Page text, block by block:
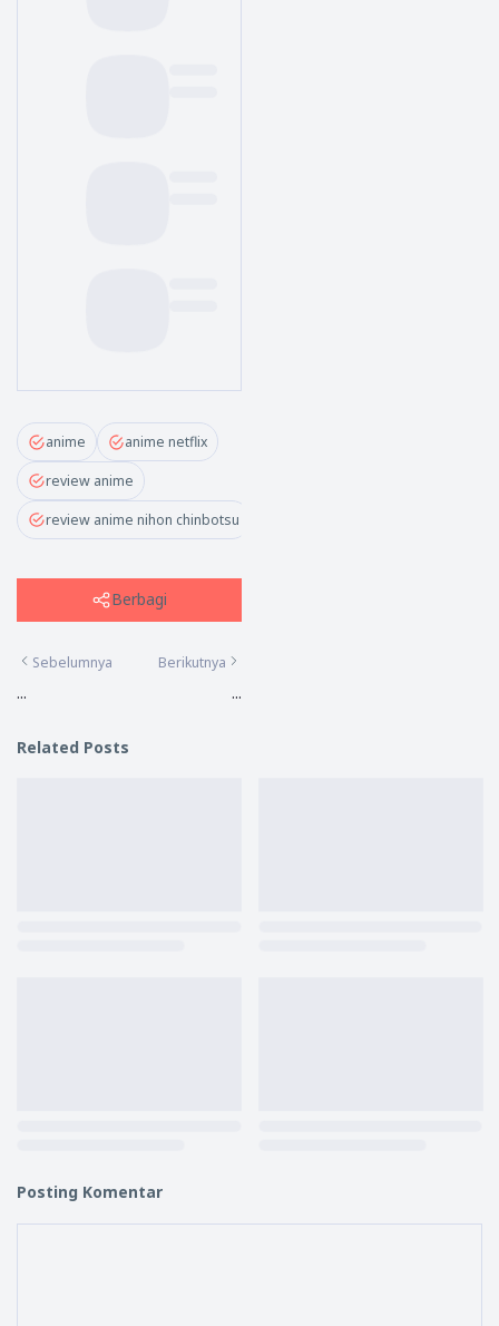
anime anime netflix
review anime
review anime nihon chinbotsu
Berbagi
Sebelumnya
...
Berikutnya
...
Related Posts
Posting Komentar